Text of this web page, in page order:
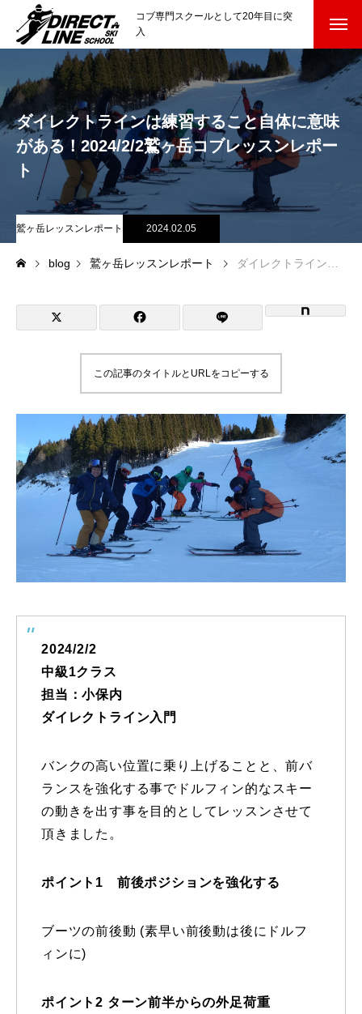
コブ専門スクールとして20年目に突
入
スクールについて知る Directline Ski School
コンセプトと開催スキー場
参加までの流れ
レッスン料金
参加費のお支払い
各会場の集合場所
スキー場から選ぶ Ski Area
鷲ヶ岳＆高鷲スノーパーク
岩手高原
白馬五竜FA
レッスンテーマから選ぶ Lesson Theme
初級2
中級1
中級2
講師から選ぶ
インストラクター募集
コブレッスン参加のお客様の声
レッスンレポート
ダイレクトラインは練習すること自体に意味
がある！2024/2/2鷲ヶ岳コブレッスンレポー
ト
鷲ヶ岳レッスンレポート 2024.02.05
blog 鷲ヶ岳レッスンレポート ダイレクトラインは練習すること自体に意味がある！2024/2/2鷲ヶ岳コブレッスンレポート
この記事のタイトルとURLをコピーする
2024/2/2
中級1クラス
担当：小保内
ダイレクトライン入門
バンクの高い位置に乗り上げることと、前バ
ランスを強化する事でドルフィン的なスキー
の動きを出す事を目的としてレッスンさせて
頂きました。
ポイント1 前後ポジションを強化する
ブーツの前後動 (素早い前後動は後にドルフ
ィンに)
ポイント2 ターン前半からの外足荷重